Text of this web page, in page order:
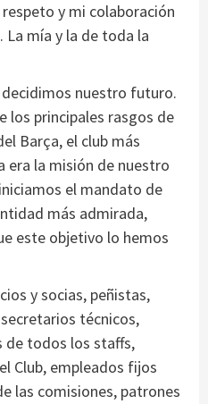
y mi colaboración
La mía y la de toda la
nuestro futuro.
los principales rasgos de
Barça, el club más
era la misión de nuestro
el mandato de
más admirada,
este objetivo lo hemos
y socias, peñistas,
técnicos,
de todos los staffs,
Club, empleados fijos
las comisiones, patrones